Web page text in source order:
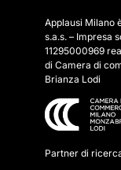
Applausi Milano
s.a.s. – Impresa
11295000969
di Camera di
Brianza Lodi
Partner di